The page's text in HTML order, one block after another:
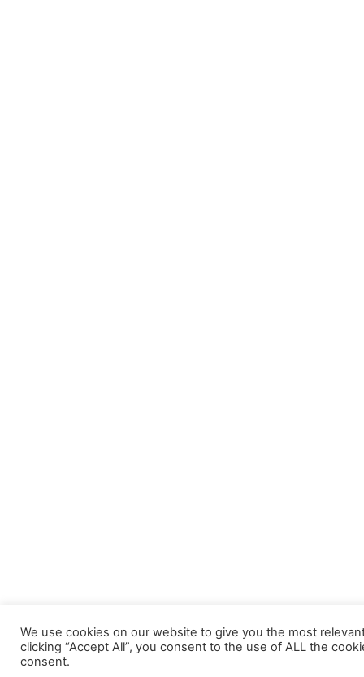
We use cookies on our website to give you the most
clicking “Accept All”, you consent to the use of ALL the
consent.